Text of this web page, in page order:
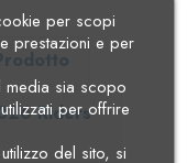
Riders
per scopi
prestazioni e per
sia scopo
per offrire
del sito, si